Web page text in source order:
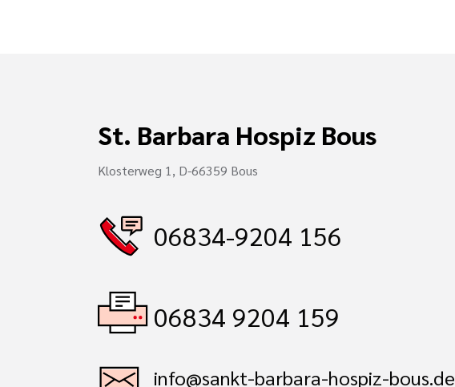
St. Barbara Hospiz Bous
Klosterweg 1, D-66359 Bous
06834-9204 156
06834 9204 159
info@sankt-barbara-hospiz-bous.de